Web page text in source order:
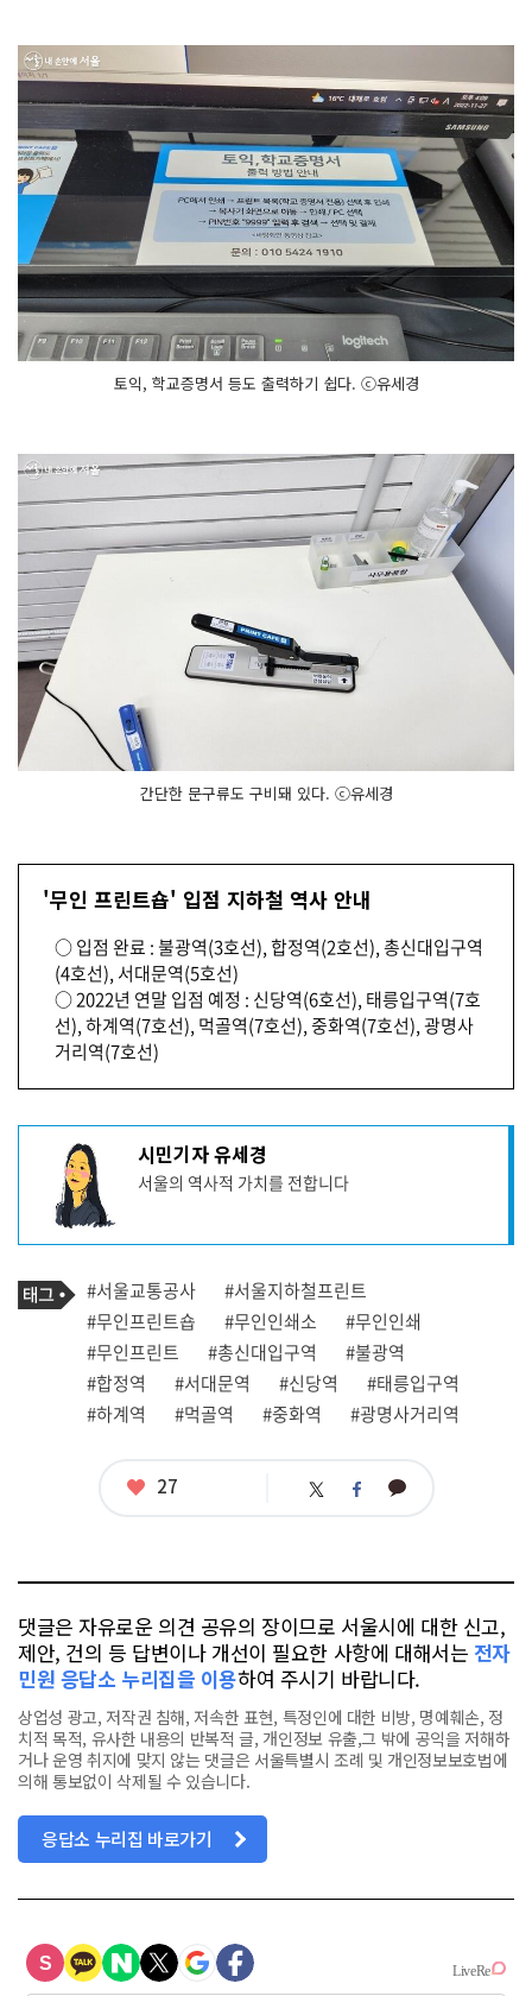
토익, 학교증명서 등도 출력하기 쉽다. ⓒ유세경
간단한 문구류도 구비돼 있다. ⓒ유세경
'무인 프린트숍' 입점 지하철 역사 안내
○ 입점 완료 : 불광역(3호선), 합정역(2호선), 총신대입구역
(4호선), 서대문역(5호선)
○ 2022년 연말 입점 예정 : 신당역(6호선), 태릉입구역(7호
선), 하계역(7호선), 먹골역(7호선), 중화역(7호선), 광명사
거리역(7호선)
프
필
시민기자 유세경
서울의 역사적 가치를 전합니다
기
사
관
련
태
그
태
그
#서울교통공사
#서울지하철프린트
#무인프린트숍
#무인인쇄소
#무인인쇄
#무인프린트
#총신대입구역
#불광역
#합정역
#서대문역 #신당역
#태릉입구역
#하계역
#먹골역 #중화역 #광명사거리역
좋
27 트 페 카
댓글은 자유로운 의견 공유의 장이므로 서울시에 대한 신고,
제안, 건의 등 답변이나 개선이 필요한 사항에 대해서는 전자
민원 응답소 누리집을 이용하여 주시기 바랍니다.
상업성 광고, 저작권 침해, 저속한 표현, 특정인에 대한 비방, 명예훼손, 정
치적 목적, 유사한 내용의 반복적 글, 개인정보 유출,그 밖에 공익을 저해하
거나 운영 취지에 맞지 않는 댓글은 서울특별시 조례 및 개인정보보호법에
의해 통보없이 삭제될 수 있습니다.
응답소 누리집 바로가기